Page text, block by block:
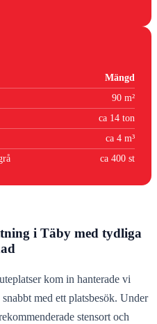
Mängd
90 m²
ca 14 ton
ca 4 m³
ca 400 st
i Täby med tydliga
kom in hanterade vi
med ett platsbesök. Under
stensort och